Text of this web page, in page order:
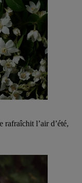
rafraîchit l’air d’été,